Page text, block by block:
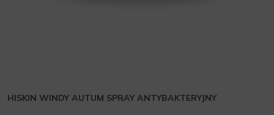
HISKIN WINDY AUTUM SPRAY ANTYBAKTERYJNY